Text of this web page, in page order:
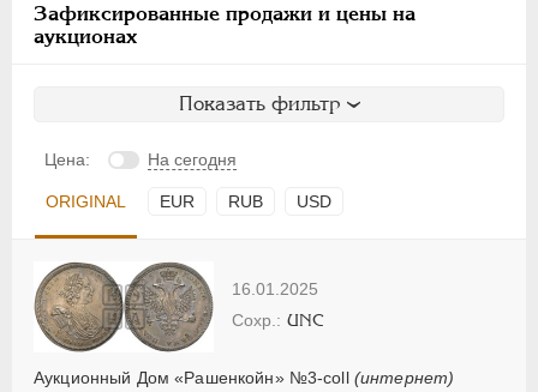
Зафиксированные продажи и цены на
аукционах
Показать фильтр
Цена: На сегодня
ORIGINAL EUR RUB USD
16.01.2025
Аукционный Дом «Рашенкойн» №3-coll (интернет)
UNC